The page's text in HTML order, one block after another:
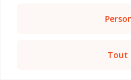
Tout